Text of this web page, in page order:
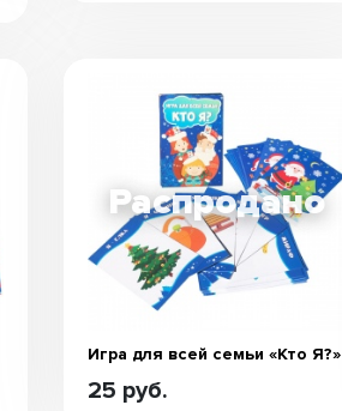
Игра для всей семьи «Кто Я?»
25 руб.